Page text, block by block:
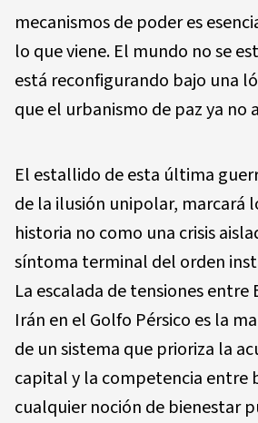
mecanismos de poder es
lo que viene. El mundo no se
está reconfigurando bajo una
que el urbanismo de paz ya no
El estallido de esta última
de la ilusión unipolar, marcará
historia no como una crisis
síntoma terminal del orden
La escalada de tensiones entre
Irán en el Golfo Pérsico es la
de un sistema que prioriza la
capital y la competencia entre
cualquier noción de bienestar